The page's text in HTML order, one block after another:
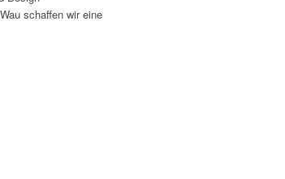
schaffen wir eine